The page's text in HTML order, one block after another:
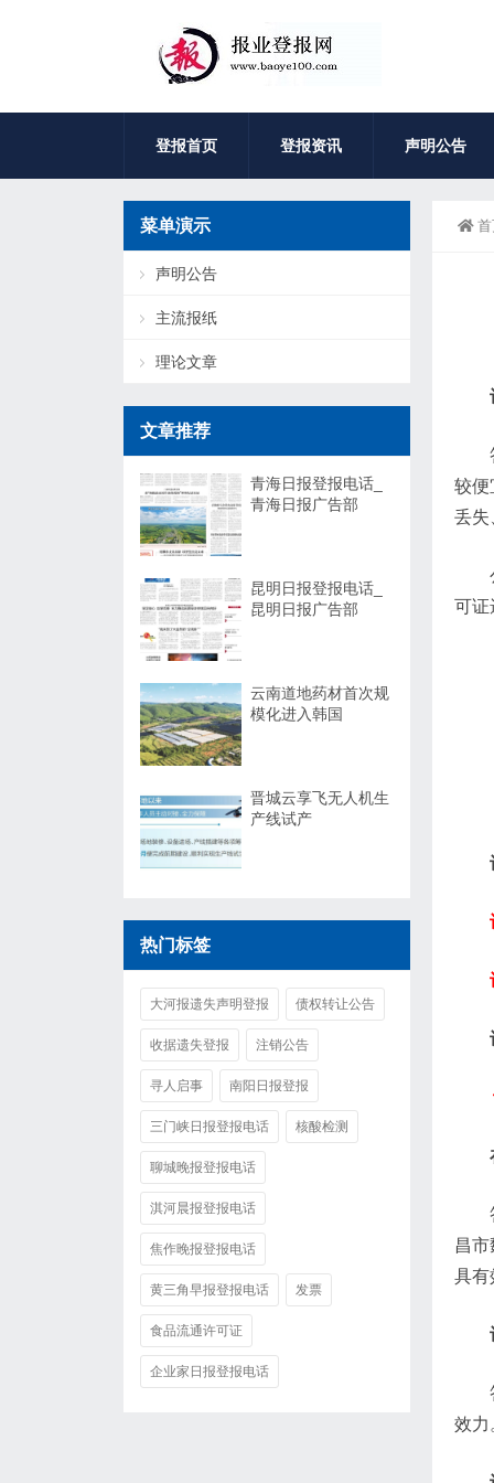
登报首页 登报资讯 声明公告
较便
丢失
可证
昌
具有
效力
菜单演示
声明公告
主流报纸
理论文章
文章推荐
青海日报登报电话_
青海日报广告部
昆明日报登报电话_
昆明日报广告部
云南道地药材首次规
模化进入韩国
晋城云享飞无人机生
产线试产
热门标签
大河报遗失声明登报 债权转让公告
收据遗失登报 注销公告
寻人启事 南阳日报登报
三门峡日报登报电话 核酸检测
聊城晚报登报电话
淇河晨报登报电话
焦作晚报登报电话
黄三角早报登报电话 发票
食品流通许可证
企业家日报登报电话